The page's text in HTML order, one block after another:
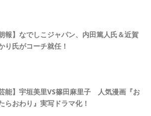
朗報】なでしこジャパン、内田篤人氏＆近賀
り氏がコーチ就任！
芸能】宇垣美里VS篠田麻里子 人気漫画『お
らおわり』実写ドラマ化！